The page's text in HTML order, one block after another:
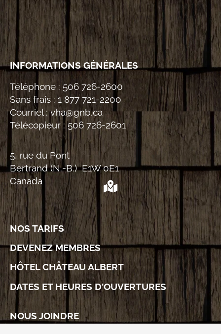
INFORMATIONS GÉNÉRALES
Téléphone : 506 726-2600
Sans frais : 1 877 721-2200
Courriel :vha@gnb.ca
Télécopieur :506 726-2601
5, rue du Pont
Bertrand (N.-B.) E1W 0E1
Canada
NOS TARIFS
DEVENEZ MEMBRES
HÔTEL CHÂTEAU ALBERT
DATES ET HEURES D'OUVERTURES
NOUS JOINDRE